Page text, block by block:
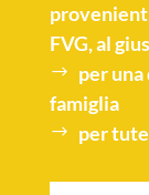
FVG, al
per una
famiglia
per